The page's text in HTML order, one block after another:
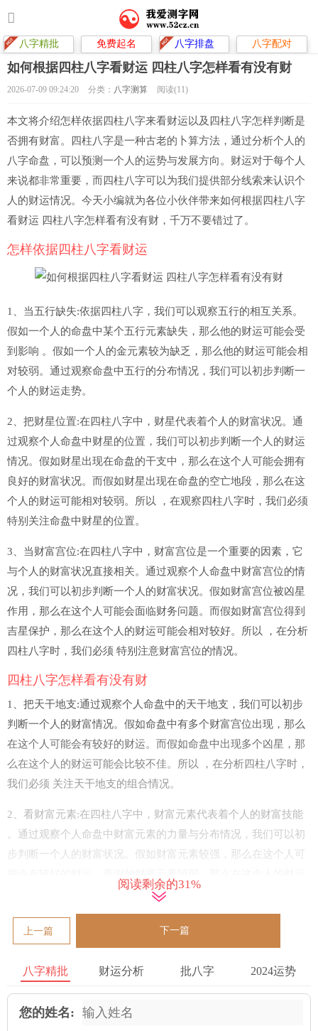
八字精批 免费起名 八字排盘 八字配对
如何根据四柱八字看财运 四柱八字怎样看有没有财
2026-07-09 09:24:20 分类： 八字测算 阅读(11)
本文将介绍怎样依据四柱八字来看财运以及四柱八字怎样判断是
否拥有财富。四柱八字是一种古老的卜算方法，通过分析个人的
八字命盘，可以预测一个人的运势与发展方向。财运对于每个人
来说都非常重要，而四柱八字可以为我们提供部分线索来认识个
人的财运情况。今天小编就为各位小伙伴带来如何根据四柱八字
看财运 四柱八字怎样看有没有财，千万不要错过了。
怎样依据四柱八字看财运
1、当五行缺失:依据四柱八字，我们可以观察五行的相互关系。
假如一个人的命盘中某个五行元素缺失，那么他的财运可能会受
到影响 。假如一个人的金元素较为缺乏，那么他的财运可能会相
对较弱。通过观察命盘中五行的分布情况，我们可以初步判断一
个人的财运走势。
2、把财星位置:在四柱八字中，财星代表着个人的财富状况。通
过观察个人命盘中财星的位置，我们可以初步判断一个人的财运
情况。假如财星出现在命盘的干支中，那么在这个人可能会拥有
良好的财富状况。而假如财星出现在命盘的空亡地段，那么在这
个人的财运可能相对较弱。所以 ，在观察四柱八字时，我们必须
特别关注命盘中财星的位置。
3、当财富宫位:在四柱八字中，财富宫位是一个重要的因素，它
与个人的财富状况直接相关。通过观察个人命盘中财富宫位的情
况，我们可以初步判断一个人的财富状况。假如财富宫位被凶星
作用，那么在这个人可能会面临财务问题。而假如财富宫位得到
吉星保护，那么在这个人的财运可能会相对较好。所以 ，在分析
四柱八字时，我们必须 特别注意财富宫位的情况。
四柱八字怎样看有没有财
1、把天干地支:通过观察个人命盘中的天干地支，我们可以初步
判断一个人的财富情况。假如命盘中有多个财富宫位出现，那么
在这个人可能会有较好的财运。而假如命盘中出现多个凶星，那
么在这个人的财运可能会比较不佳。所以 ，在分析四柱八字时，
我们必须 关注天干地支的组合情况。
2、看财富元素:在四柱八字中，财富元素代表着个人的财富技能
。通过观察个人命盘中财富元素的力量与分布情况，我们可以初
步判断一个人的财富状况。假如财富元素较强，那么在这个人可
可能会相对较差。所以 ，在分析四柱八字时，我们必须 关注财富
3、看财富星座:在四柱八字中，财富星座代表着个人的财富潜
力。通过观察个人命盘中财富星座的位置与角度，我们可以初步
判断一个人的财富状况。假如财富星座出现在命盘的吉位，那么
在这个人可能会有较好的财运。而假如财富星座出现在命盘的凶
阅读剩余的31%
上一篇 下一篇
八字精批 财运分析 批八字 2024运势
您的姓名: